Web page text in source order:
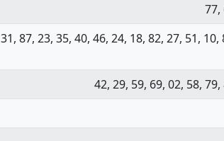
77,
31, 87, 23, 35, 40, 46, 24, 18, 82, 27, 51,
42, 29, 59, 69, 02, 58,